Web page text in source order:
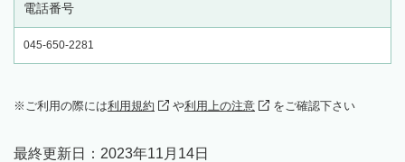
電話番号
045-650-2281
ご利用の際には利用規約 や利用上の注意 をご確認下さい
最終更新日： 2023年11月14日